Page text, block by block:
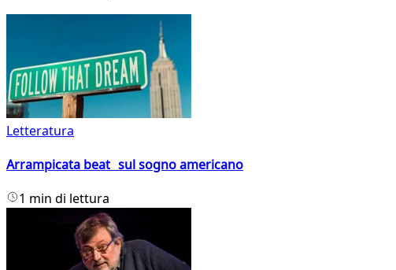
Letteratura
Arrampicata beat sul sogno americano
1 min di lettura